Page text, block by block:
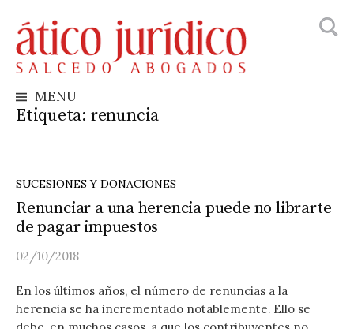
to
content
MENU
Etiqueta: renuncia
SUCESIONES Y DONACIONES
Renunciar a una herencia puede no librarte
de pagar impuestos
02/10/2018
En los últimos años, el número de renuncias a la
herencia se ha incrementado notablemente. Ello se